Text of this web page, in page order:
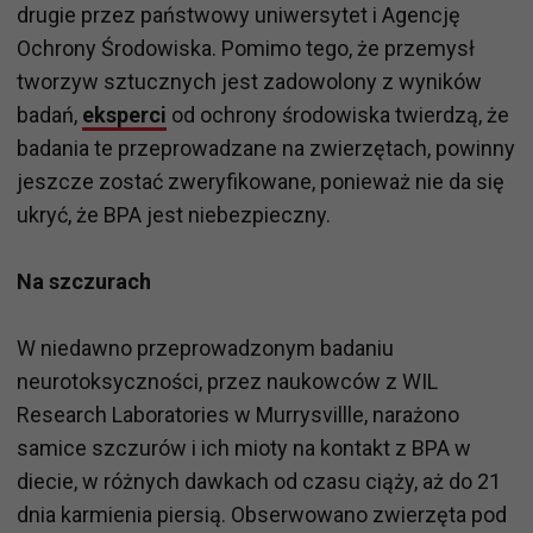
drugie przez państwowy uniwersytet i Agencję
Ochrony Środowiska. Pomimo tego, że przemysł
tworzyw sztucznych jest zadowolony z wyników
badań, eksperci od ochrony środowiska twierdzą, że
badania te przeprowadzane na zwierzętach, powinny
jeszcze zostać zweryfikowane, ponieważ nie da się
ukryć, że BPA jest niebezpieczny.
Na szczurach
W niedawno przeprowadzonym badaniu
neurotoksyczności, przez naukowców z WIL
Research Laboratories w Murrysvillle, narażono
samice szczurów i ich mioty na kontakt z BPA w
diecie, w różnych dawkach od czasu ciąży, aż do 21
dnia karmienia piersią. Obserwowano zwierzęta pod